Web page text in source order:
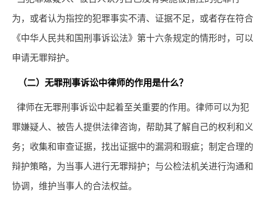
为，或者认为指控的犯罪事实不清、证据不足，或者存在符合
《中华人民共和国刑事诉讼法》第十六条规定的情形时，可以
申请无罪辩护。
（二）无罪刑事诉讼中律师的作用是什么？
律师在无罪刑事诉讼中起着至关重要的作用。律师可以为犯
罪嫌疑人、被告人提供法律咨询，帮助其了解自己的权利和义
务；收集和审查证据，找出证据中的漏洞和瑕疵；制定合理的
辩护策略，为当事人进行无罪辩护；与公检法机关进行沟通和
协调，维护当事人的合法权益。